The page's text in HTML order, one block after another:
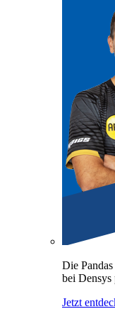
Die
bei Densys
Jetzt